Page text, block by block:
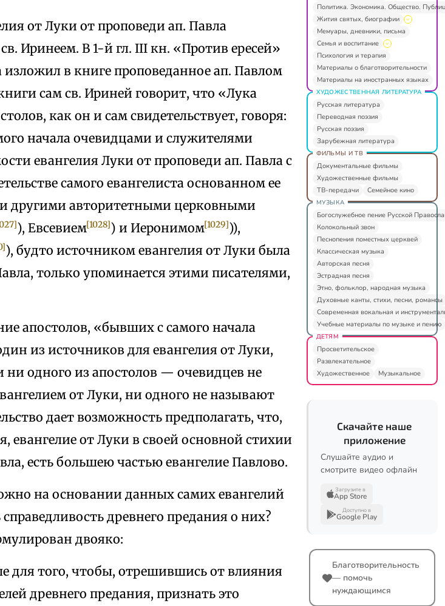
от Луки от проповеди ап. Павла
Иринеем. В 1-й гл. III кн. «Против ересей»
изложил в книге проповеданное ап. Павлом
сам св. Ириней говорит, что «Лука
как он и сам свидетельствует, говоря:
начала очевидцами и служителями
евангелия Луки от проповеди ап. Павла с
самого евангелиста основанном ее
другими авторитетными церковными
), Евсевием[1028]) и Иеронимом[1029])),
), будто источником евангелия от Луки была
только упоминается этими писателями,
апостолов, «бывших с самого начала
из источников для евангелия от Луки,
ни одного из апостолов — очевидцев не
от Луки, ни одного не называют
дает возможность предполагать, что,
евангелие от Луки в своей основной стихии
есть большею частью евангелие Павлово.
на основании данных самих евангелий
древнего предания о них?
двояко:
для того, чтобы, отрешившись от влияния
древнего предания, признать это
Политика. Экономика. Общество.
Жития святых, биографии
Мемуары, дневники, письма
Семья и воспитание
Психология и терапия
Материалы о благотворительности
Материалы на иностранных языках
ХУДОЖЕСТВЕННАЯ ЛИТЕРАТУРА
Русская литература
Переводная поэзия
Русская поэзия
Зарубежная литература
ФИЛЬМЫ И ТВ
Документальные фильмы
Художественные фильмы
ТВ-передачи
Семейное кино
МУЗЫКА
Богослужебное пение Русской
Колокольный звон
Песнопения поместных церквей
Классическая музыка
Авторская песня
Эстрадная песня
Этно, фольклор, народная музыка
Духовные канты, стихи, песни, романсы
Современная вокальная и
Учебные материалы по музыке и пению
ДЕТЯМ
Просветительское
Развлекательное
Художественное
Музыкальное
Скачайте наше
приложение
Слушайте аудио и
смотрите видео офлайн
Загрузите в
App Store
Доступно в
Google Play
Благотворительность
— помочь
нуждающимся